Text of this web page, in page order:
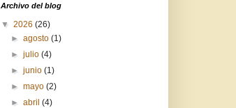
Archivo del blog
▼ 2026 (26)
►agosto(1)
►julio(4)
►junio(1)
►mayo(2)
►abril(4)